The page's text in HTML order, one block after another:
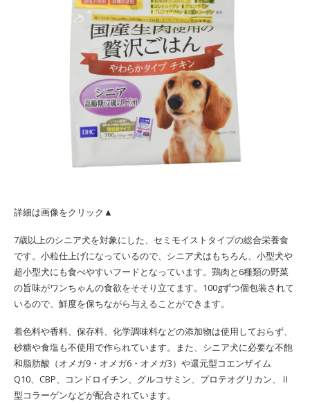
詳細は画像をクリック▲
7歳以上のシニア犬を対象にした、セミモイストタイプの総合栄養食
です。小粒仕上げになっているので、シニア犬はもちろん、小型犬や
超小型犬にも食べやすいフードとなっています。鶏肉と6種類の野菜
の旨味がワンちゃんの食欲をそそり立てます。100gずつ個包装されて
いるので、鮮度を保ちながら与えることができます。
着色料や香料、保存料、化学調味料などの添加物は使用しておらず、
砂糖や食塩も不使用で作られています。また、シニア犬に必要な不飽
和脂肪酸（オメガ9・オメガ6・オメガ3）や還元型コエンザイム
Q10、CBP、コンドロイチン、グルコサミン、プロテオグリカン、Ⅱ
型コラーゲンなどが配合されています。